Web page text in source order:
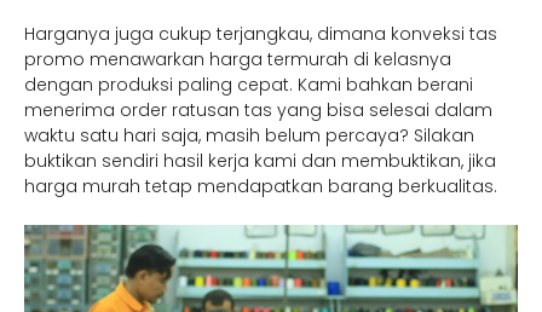
Harganya juga cukup terjangkau, dimana konveksi tas
promo menawarkan harga termurah di kelasnya
dengan produksi paling cepat. Kami bahkan berani
menerima order ratusan tas yang bisa selesai dalam
waktu satu hari saja, masih belum percaya? Silakan
buktikan sendiri hasil kerja kami dan membuktikan, jika
harga murah tetap mendapatkan barang berkualitas.